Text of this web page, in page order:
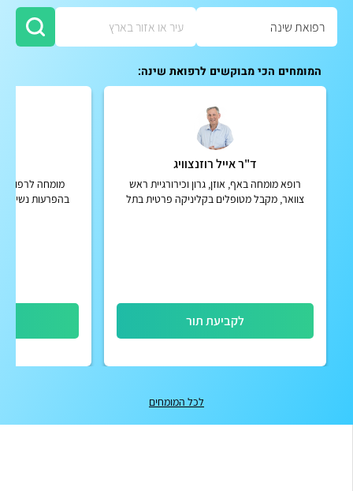
המומחים הכי מבוקשים לרפואת שינה:
ד"ר אייל רוזנצוויג
רופא מומחה באף, אוזן, גרון וכירורגיית ראש
צוואר, מקבל מטופלים בקליניקה פרטית בתל
לקביעת תור
מומחה לרפואת
בהפרעות נשימה
לכל המומחים